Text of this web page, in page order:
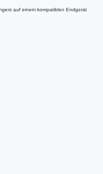
auf einem kompatiblen Endgerät